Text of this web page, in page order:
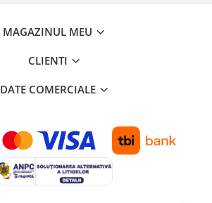
MAGAZINUL MEU
CLIENTI
DATE COMERCIALE